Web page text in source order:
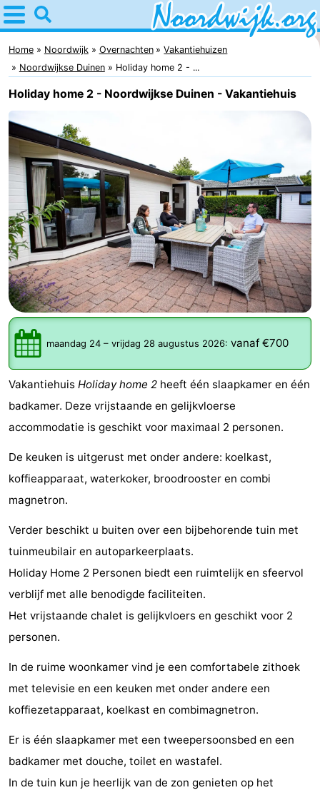
Home
Noordwijk
Tips
Voor
kinderen
Overnachten
Appartementen
Bed
(&
breakfasts)
Campings
Hotels
Vakantiehuizen
De
Gouden
Spar
-
De
Noordduinen
-
Duinresort
Dunimar
-
Noordwijkse
Duinen
-
Parc
du
Last
minutes
Strand
&
Bezienswaardigheden
Monumenten
-
-
Rondvaarten
-
Home Noordwijk Overnachten
Vakantiehuizen
Noordwijkse Duinen
Holiday home 2 - ...
Holiday home 2 - Noordwijkse Duinen - Vakantiehuis
maandag 24 – vrijdag 28 augustus 2026: vanaf €700
Vakantiehuis Holiday home 2 heeft één slaapkamer en één
badkamer. Deze vrijstaande en gelijkvloerse
accommodatie is geschikt voor maximaal 2 personen.
De keuken is uitgerust met onder andere: koelkast,
koffieapparaat, waterkoker, broodrooster en combi
magnetron.
Verder beschikt u buiten over een bijbehorende tuin met
tuinmeubilair en autoparkeerplaats.
Holiday Home 2 Personen biedt een ruimtelijk en sfeervol
verblijf met alle benodigde faciliteiten.
Het vrijstaande chalet is gelijkvloers en geschikt voor 2
personen.
In de ruime woonkamer vind je een comfortabele zithoek
met televisie en een keuken met onder andere een
koffiezetapparaat, koelkast en combimagnetron.
Er is één slaapkamer met een tweepersoonsbed en een
badkamer met douche, toilet en wastafel.
In de tuin kun je heerlijk van de zon genieten op het